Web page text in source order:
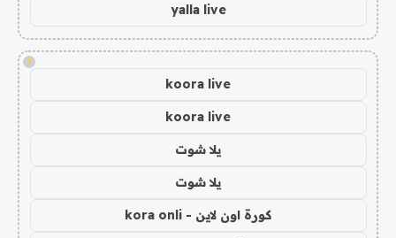
yalla live
!
koora live
koora live
يلا شوت
يلا شوت
كورة اون لاين - kora onli